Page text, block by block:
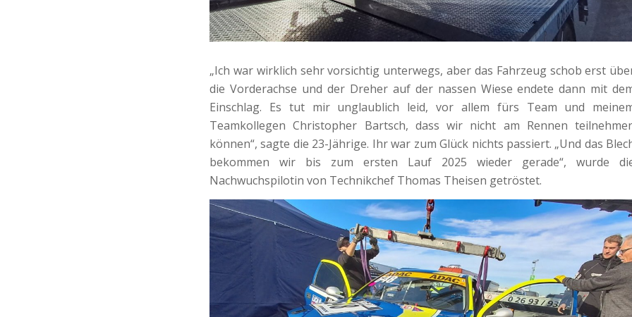
„Ich war wirklich sehr vorsichtig unterwegs, aber das Fahrzeug schob erst
die Vorderachse und der Dreher auf der nassen Wiese endete dann mit
Einschlag. Es tut mir unglaublich leid, vor allem fürs Team und
Teamkollegen Christopher Bartsch, dass wir nicht am Rennen
können“, sagte die 23-Jährige. Ihr war zum Glück nichts passiert. „Und das
bekommen wir bis zum ersten Lauf 2025 wieder gerade“, wurde
Nachwuchspilotin von Technikchef Thomas Theisen getröstet.